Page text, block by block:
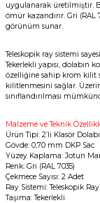
uygulanarak üretilmiştir.
ömür kazandırır. Gri
görünüm sunar.
Teleskopik ray sistemi
Tekerlekli yapısı, dolabın
özelliğine sahip krom kilit
kilitlenmesini sağlar.
sınıflandırılması
Malzeme ve Teknik
Ürün Tipi: 2’li Klasör Dolabı
Gövde: 0,70 mm DKP Sac
Yüzey Kaplama: Jotun
Renk: Gri (RAL 7035)
Çekmece Sayısı: 2 Adet
Ray Sistemi: Teleskopik Ray
Taşıma: Tekerlekli